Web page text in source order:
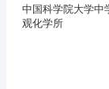
中国科学院大学中
观化学所